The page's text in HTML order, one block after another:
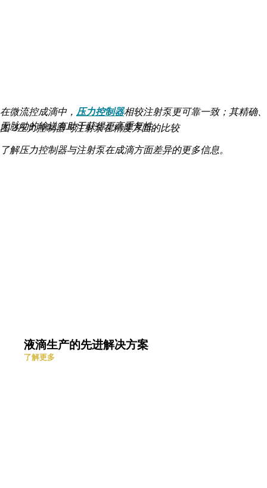
图 3压力控制器与注射泵在精度方面的比较
在微流控成滴中， 压力控制器相较注射泵更可靠一致；其精确、
无脉动的输送有助于获得更高重复性。
了解压力控制器与注射泵在成滴方面差异的更多信息。
液滴生产的先进解决方案
了解更多